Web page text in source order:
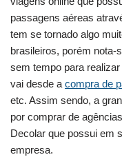
passagens aéreas
tem se tornado algo
brasileiros, porém
sem tempo para
vai desde a compra de
etc. Assim sendo, a
por comprar de
Decolar que possui em
empresa.